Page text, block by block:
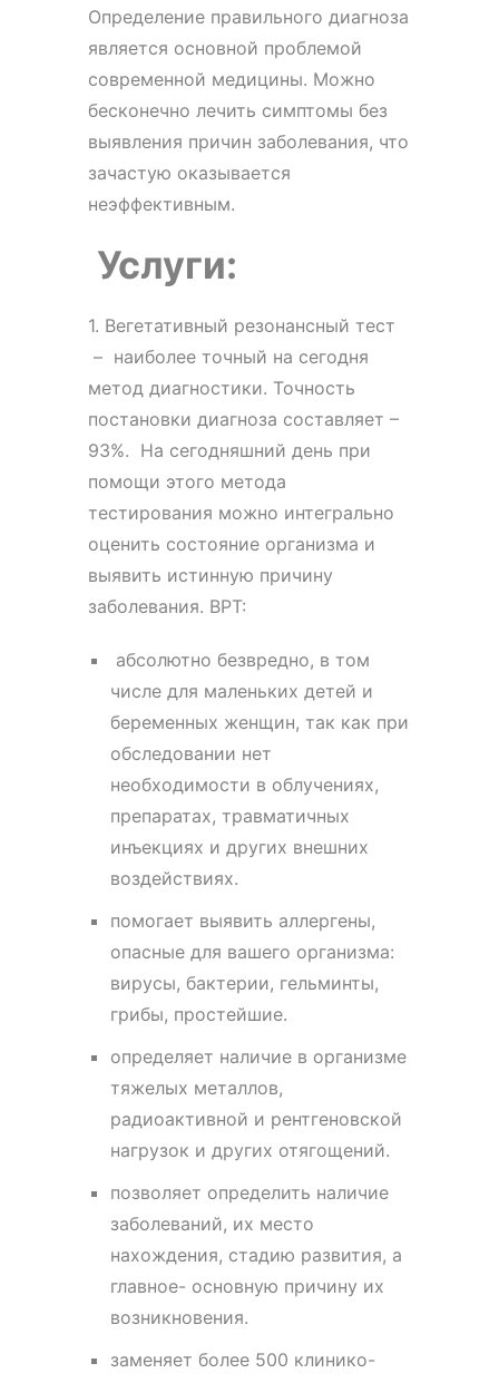
Определение правильного диагноза
является основной проблемой
современной медицины. Можно
бесконечно лечить симптомы без
выявления причин заболевания, что
зачастую оказывается
неэффективным.
Услуги:
1. Вегетативный резонансный тест
– наиболее точный на сегодня
метод диагностики. Точность
постановки диагноза составляет –
93%. На сегодняшний день при
помощи этого метода
тестирования можно интегрально
оценить состояние организма и
выявить истинную причину
заболевания. ВРТ:
абсолютно безвредно, в том
числе для маленьких детей и
беременных женщин, так как при
обследовании нет
необходимости в облучениях,
препаратах, травматичных
инъекциях и других внешних
воздействиях.
помогает выявить аллергены,
опасные для вашего организма:
вирусы, бактерии, гельминты,
грибы, простейшие.
определяет наличие в организме
тяжелых металлов,
радиоактивной и рентгеновской
нагрузок и других отягощений.
позволяет определить наличие
заболеваний, их место
нахождения, стадию развития, а
главное- основную причину их
возникновения.
заменяет более 500 клинико-